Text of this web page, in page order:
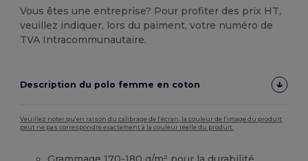
Vous êtes une entreprise? Pour profiter des prix HT,
veuillez indiquer, lors du paiment, votre numéro de
TVA Intracommunautaire.
Description du polo femme en coton
Veuillez noter qu'en raison du calibrage de l'écran, la couleur de l'image du produit
peut ne pas correspondre exactement à la couleur réelle du produit.